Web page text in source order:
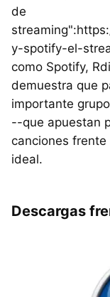
de
y-spotify-el-
como Spotify,
demuestra que
importante
--que apuestan
canciones
ideal.
Descargas